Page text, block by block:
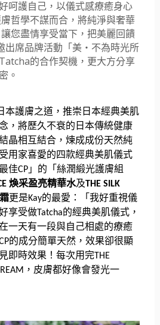
呵護自己，以儀式感療癒身心
哲學不謀而合，將純淨與奢華
讓您盡情享受當下，把美麗回饋
出席品牌活動「美‧不為時光所
的合作契機， 更大方分享
。
本護膚之道， 推崇日本經典美肌
， 將歷久不衰的日本傳統健康
晶相互結合， 煉成成份天然純
用家喜愛的四款經典美肌儀式
佳CP」 的「絲潤緞光護膚組
煥采盈亮精華水及THE SILK
更是Kay的最愛：「我好重視儀
享受做Tatcha的經典美肌儀式，
一天有一段與自己相處的療癒
的成分簡單天然，效果卻很顯
即時效果！每次用完THE
，皮膚都好像會發光一